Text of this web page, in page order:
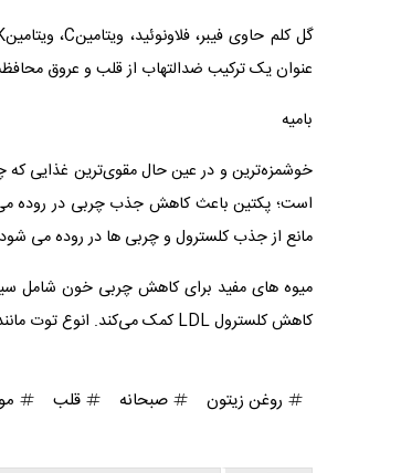
‌عنوان یک ترکیب ضدالتهاب از قلب و عروق
بامیه
خوشمزه‌ترین و در عین حال مقوی‌ترین غذایی
مانع از جذب کلسترول و چربی‌ ها در روده می
میوه‌ های مفید برای کاهش چربی خون شامل
کاهش کلسترول LDL کمک می‌کند. انوع توت‌ مانند بلوبری و تمشک نیز با داشتن آنتی‌اکسیدان‌ها و فیبر بالا به کاهش چربی خون می انجامد.
روغن زیتون صبحانه قلب